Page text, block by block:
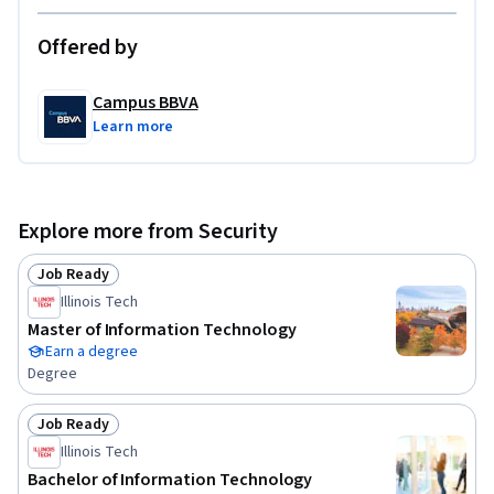
Offered by
Campus BBVA
Learn more
Explore more from Security
Status: Job Ready
Job Ready
Illinois Tech
Master of Information Technology
Earn a degree
Degree
Status: Job Ready
Job Ready
Illinois Tech
Bachelor of Information Technology